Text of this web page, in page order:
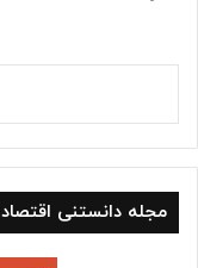
مجله دانستنی اقتصاد